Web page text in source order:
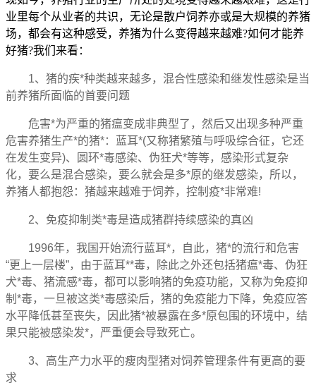
业里每个从业者的共识，无论是散户饲养亦或是大规模的养猪
场，都会有这种感受，养猪为什么变得越来越难?如何才能养
好猪?我们来看：
1、猪的疾*种类越来越多，混合性感染和继发性感染是当
前养猪所面临的首要问题
危害*为严重的猪瘟变成非典型了，然后又出现多种严重
危害养猪生产*的猪*：蓝耳*(又称猪繁殖与呼吸综合征，它还
在发生变异)、圆环*毒感染、伪狂犬*等等，感染形式复杂
化，要么是混合感染，要么就会是多*原的继发感染，所以，
养猪人都抱怨：猪越来越难于饲养，控制疫*非常难!
2、免疫抑制类*毒是造成猪群持续感染的真凶
1996年，我国开始流行蓝耳*，自此，猪*的流行和危害
“更上一层楼”，由于蓝耳**毒，除此之外还包括猪瘟*毒、伪狂
犬*毒、猪流感*毒，都可以影响猪的免疫功能，又称为免疫抑
制*毒，一旦被这类*毒感染后，猪的免疫能力下降，免疫应答
水平降低甚至丧失，因此猪*被暴露在多*原包围的环境中，结
果只能被感染发*，严重便会导致死亡。
3、高生产力水平的瘦肉型猪对饲养管理条件有更高的要
求